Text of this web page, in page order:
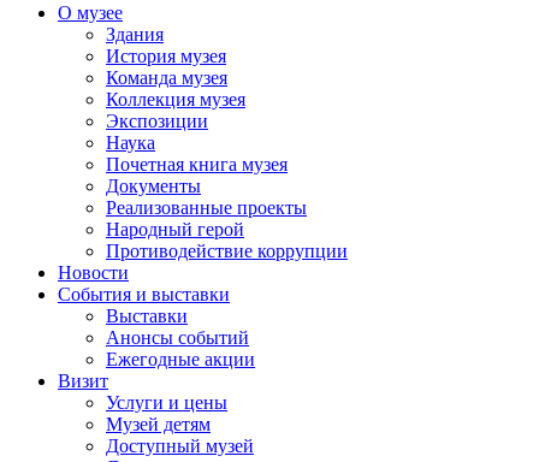
О музее
Здания
История музея
Команда музея
Коллекция музея
Экспозиции
Наука
Почетная книга музея
Документы
Реализованные проекты
Народный герой
Противодействие коррупции
Новости
События и выставки
Выставки
Анонсы событий
Ежегодные акции
Визит
Услуги и цены
Музей детям
Доступный музей